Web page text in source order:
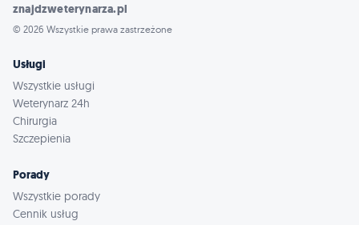
znajdzweterynarza.pl
© 2026 Wszystkie prawa zastrzeżone
Usługi
Wszystkie usługi
Weterynarz 24h
Chirurgia
Szczepienia
Porady
Wszystkie porady
Cennik usług